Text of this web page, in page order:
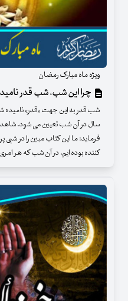
ویژه ماه مبارک رمضان
چرا این شب، شب قدر
شب قدر به این جهت «قدر» نامیده
سال در آن شب تعیین می شود.
فرماید: ما این کتاب مبین را در شبی
کننده بوده ایم. در آن شب که هر